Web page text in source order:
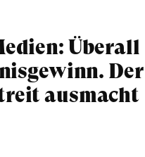
Überall
Der
ausmacht